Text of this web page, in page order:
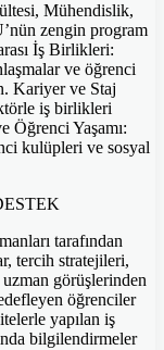
Mühendislik,
zengin program
İş Birlikleri:
ve öğrenci
Kariyer ve Staj
iş birlikleri
Öğrenci Yaşamı:
kulüpleri ve sosyal
tarafından
tercih stratejileri,
görüşlerinden
öğrenciler
yapılan iş
bilgilendirmeler